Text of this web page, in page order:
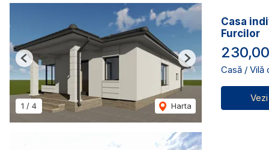
1 / 4 Harta
Previous Next
Casa
Furcilor
Casă / Vilă